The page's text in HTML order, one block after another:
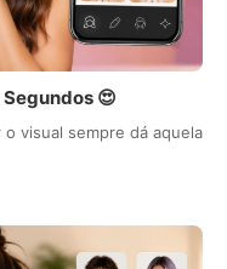
😍
visual sempre dá aquela